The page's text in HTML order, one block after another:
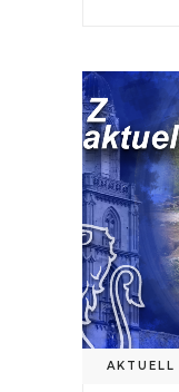
AKTUELL